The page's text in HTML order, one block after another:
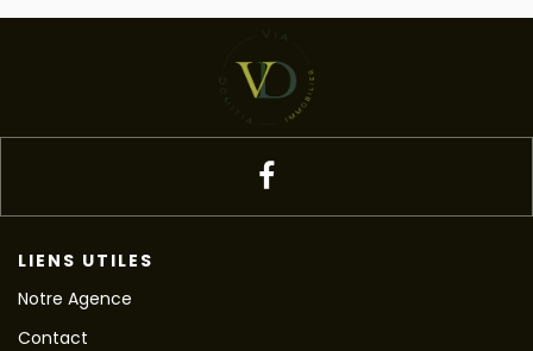
LIENS UTILES
Notre Agence
Contact